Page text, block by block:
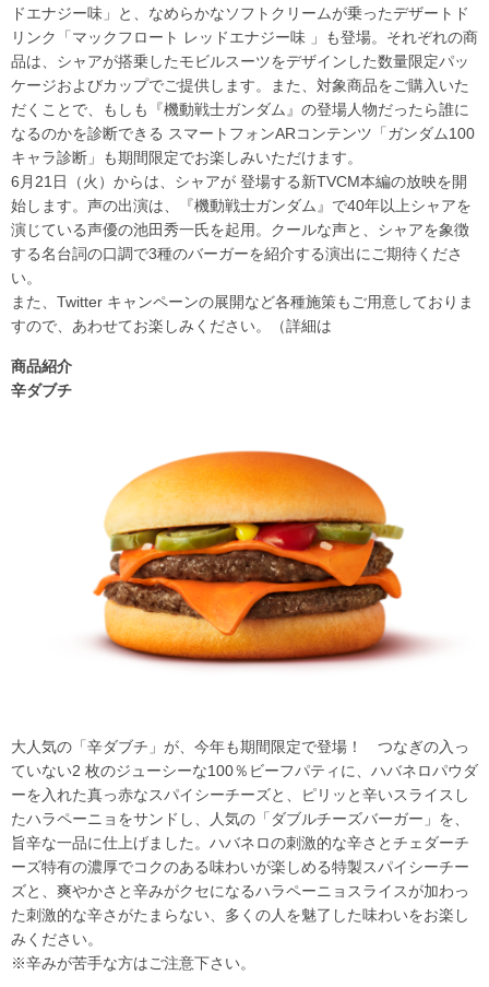
ドエナジー味」と、なめらかなソフトクリームが乗ったデザートド
リンク「マックフロート レッドエナジー味 」も登場。それぞれの商
品は、シャアが搭乗したモビルスーツをデザインした数量限定パッ
ケージおよびカップでご提供します。また、対象商品をご購入いた
だくことで、もしも『機動戦士ガンダム』の登場人物だったら誰に
なるのかを診断できる スマートフォンARコンテンツ「ガンダム100
キャラ診断」も期間限定でお楽しみいただけます。
6月21日（火）からは、シャアが 登場する新TVCM本編の放映を開
始します。声の出演は、『機動戦士ガンダム』で40年以上シャアを
演じている声優の池田秀一氏を起用。クールな声と、シャアを象徴
する名台詞の口調で3種のバーガーを紹介する演出にご期待くださ
い。
また、Twitter キャンペーンの展開など各種施策もご用意しておりま
すので、あわせてお楽しみください。（詳細は
商品紹介
辛ダブチ
大人気の「辛ダブチ」が、今年も期間限定で登場！ つなぎの入っ
ていない2 枚のジューシーな100％ビーフパティに、ハバネロパウダ
ーを入れた真っ赤なスパイシーチーズと、ピリッと辛いスライスし
たハラペーニョをサンドし、人気の「ダブルチーズバーガー」を、
旨辛な一品に仕上げました。ハバネロの刺激的な辛さとチェダーチ
ーズ特有の濃厚でコクのある味わいが楽しめる特製スパイシーチー
ズと、爽やかさと辛みがクセになるハラペーニョスライスが加わっ
た刺激的な辛さがたまらない、多くの人を魅了した味わいをお楽し
みください。
※辛みが苦手な方はご注意下さい。